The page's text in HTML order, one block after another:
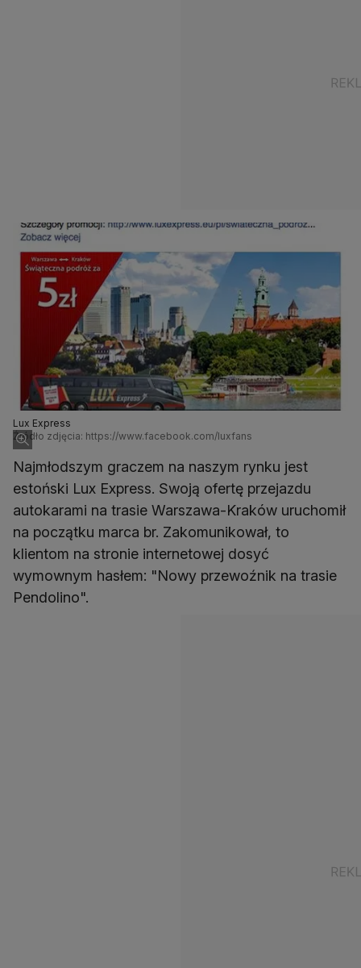
Lux Express
Źródło zdjęcia: https://www.facebook.com/luxfans
Najmłodszym graczem na naszym rynku jest
estoński Lux Express. Swoją ofertę przejazdu
autokarami na trasie Warszawa-Kraków uruchomił
na początku marca br. Zakomunikował, to
klientom na stronie internetowej dosyć
wymownym hasłem: "Nowy przewoźnik na trasie
Pendolino".